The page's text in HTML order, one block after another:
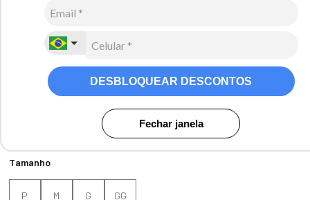
DESBLOQUEAR DESCONTOS
Fechar janela
Ver Parcelas
(5% OFF no PIX/Boleto)
Marrom
Tamanho
P M G GG